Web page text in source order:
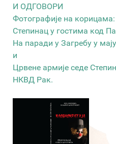
И ОДГОВОРИ
Фотографије на корицама:
Степинац у гостима код
На паради у Загребу у
и
Црвене армије седе
НКВД Рак.